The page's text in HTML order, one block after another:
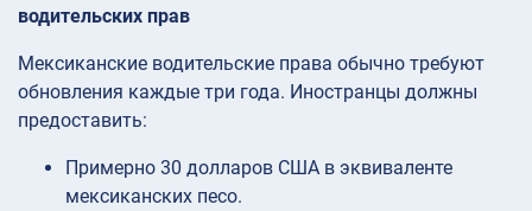
водительских прав
Мексиканские водительские права обычно требуют
обновления каждые три года. Иностранцы должны
предоставить:
Примерно 30 долларов США в эквиваленте
мексиканских песо.